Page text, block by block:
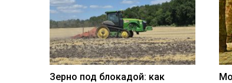
Зерно под блокадой: как